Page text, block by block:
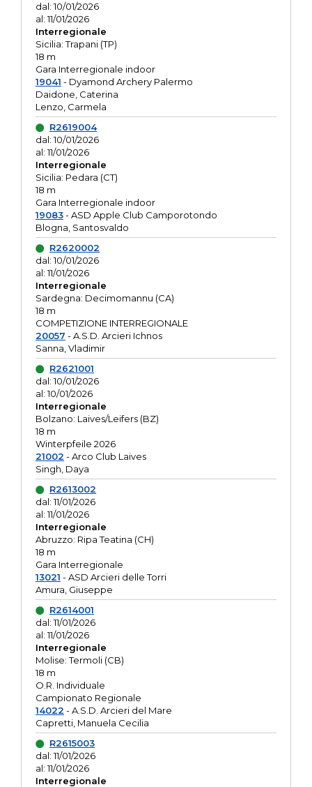
dal: 10/01/2026
al: 11/01/2026
Interregionale
Sicilia: Trapani (TP)
18 m
Gara Interregionale indoor
19041 - Dyamond Archery Palermo
Daidone, Caterina
Lenzo, Carmela
R2619004
dal: 10/01/2026
al: 11/01/2026
Interregionale
Sicilia: Pedara (CT)
18 m
Gara Interregionale indoor
19083- ASD Apple Club Camporotondo
Blogna, Santosvaldo
R2620002
dal: 10/01/2026
al: 11/01/2026
Interregionale
Sardegna: Decimomannu (CA)
18 m
COMPETIZIONE INTERREGIONALE
20057 - A.S.D. Arcieri Ichnos
Sanna, Vladimir
R2621001
dal: 10/01/2026
al: 10/01/2026
Interregionale
Bolzano: Laives/Leifers (BZ)
18 m
Winterpfeile 2026
21002 - Arco Club Laives
Singh, Daya
R2613002
dal: 11/01/2026
al: 11/01/2026
Interregionale
Abruzzo: Ripa Teatina (CH)
18 m
Gara Interregionale
13021 - ASD Arcieri delle Torri
Amura, Giuseppe
R2614001
dal: 11/01/2026
al: 11/01/2026
Interregionale
Molise: Termoli (CB)
18 m
O.R. Individuale
Campionato Regionale
14022 - A.S.D. Arcieri del Mare
Capretti, Manuela Cecilia
R2615003
dal: 11/01/2026
al: 11/01/2026
Interregionale